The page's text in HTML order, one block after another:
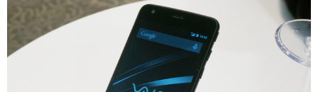
ショッピング